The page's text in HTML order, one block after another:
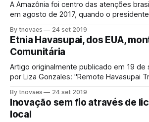
OPEN AND SAFE INTERNET A Internet, um dos
desenvolvimentos tecnológicos
A Amazônia foi centro das atenções
em agosto de 2017, quando o
tamanho da Dinamarca para permitir o
mineração na região. A medida causou
contrária e, dias depois, o decreto foi
By tnovaes 24 set 2019
Etnia Havasupai, dos EUA,
Comunitária
Artigo originalmente publicado em 19 de
por Liza Gonzales: "Remote Havasupai
EUA enfrentam algumas das piores
Décadas de negligência os colocaram
outras comunidades rurais, muitas das
By tnovaes 24 set 2019
Inovação sem fio através de
local